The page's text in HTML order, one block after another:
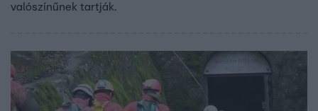
valószínűnek tartják.